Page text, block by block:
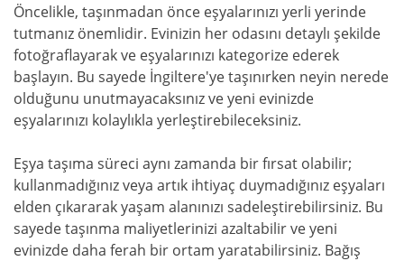
Öncelikle, taşınmadan önce eşyalarınızı yerli yerinde
tutmanız önemlidir. Evinizin her odasını detaylı şekilde
fotoğraflayarak ve eşyalarınızı kategorize ederek
başlayın. Bu sayede İngiltere'ye taşınırken neyin nerede
olduğunu unutmayacaksınız ve yeni evinizde
eşyalarınızı kolaylıkla yerleştirebileceksiniz.
Eşya taşıma süreci aynı zamanda bir fırsat olabilir;
kullanmadığınız veya artık ihtiyaç duymadığınız eşyaları
elden çıkararak yaşam alanınızı sadeleştirebilirsiniz. Bu
sayede taşınma maliyetlerinizi azaltabilir ve yeni
evinizde daha ferah bir ortam yaratabilirsiniz. Bağış